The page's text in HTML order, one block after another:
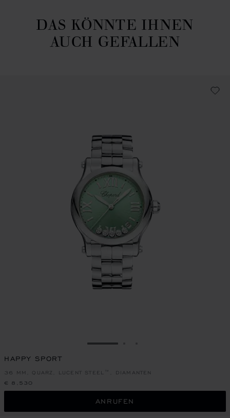
DAS KÖNNTE IHNEN
AUCH GEFALLEN
ZUR FOLIE GEHEN 1
HAPPY SPORT
36 MM, QUARZ, LUCENT STEEL™, DIAMANTEN
€ 8,530
ANRUFEN